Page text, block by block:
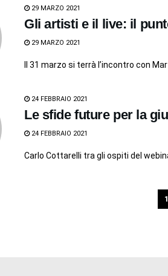
29 MARZO 2021
Gli artisti e il live: il
29 MARZO 2021
Il 31 marzo si terrà l’incontro con
24 FEBBRAIO 2021
Le sfide future per la
24 FEBBRAIO 2021
Carlo Cottarelli tra gli ospiti del
1